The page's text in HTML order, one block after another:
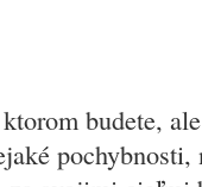
budete,
pochybnosti,